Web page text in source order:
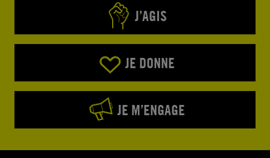
J’AGIS
JE DONNE
JE M’ENGAGE